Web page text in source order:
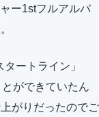
ー1stフルアルバ
ートライン」
ができていたん
がりだったのでご